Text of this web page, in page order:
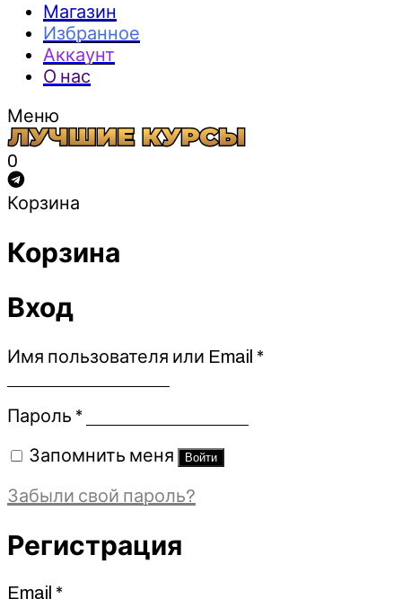
Магазин
Избранное
Аккаунт
О нас
Меню
0
Корзина
Корзина
Вход
Имя пользователя или Email *Обязательно
Пароль *Обязательно
Запомнить меня Войти
Забыли свой пароль?
Регистрация
Email *Обязательно